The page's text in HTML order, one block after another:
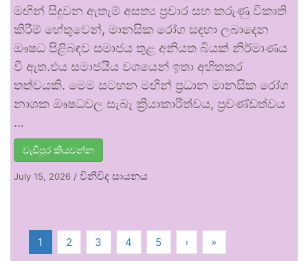
මඟින් සිදුවන ඇතැම් අසත්‍ය ප්‍රචාර සහ කරුණු විකෘති
කිරීම් හේතුවෙන්, මානසික රෝග සඳහා ලබාදෙන
ඖෂධ පිළිබඳව සමාජය තුළ අනියත බියක් නිර්මාණය
වී ඇත.එය සමාජයීය වශයෙන් ඉතා අහිතකර
තත්වයකි. මෙම සටහන මඟින් ප්‍රධාන මානසික රෝග
නාශක ඖෂධවල සැබෑ ක්‍රියාකාරීත්වය, ප්‍රචණ්ඩත්වය
…
වැඩිපුර කියවන්න
July 15, 2026 / විනිවිද සායනය
1 2 3 4 5 › »